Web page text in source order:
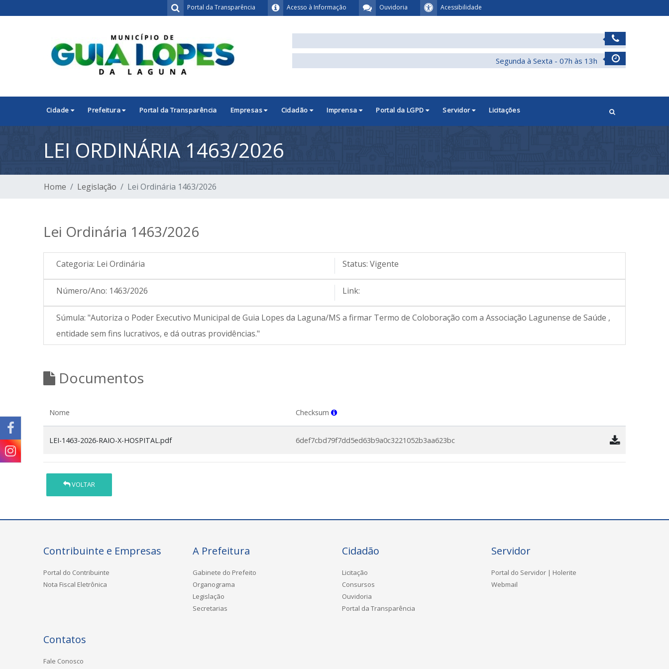
Acessibilidade
Ouvidoria
Acesso à Informação
Portal da Transparência
Segunda à Sexta - 07h às 13h
Cidade Prefeitura Portal da Transparência Empresas Cidadão Imprensa Portal da LGPD Servidor Licitações
LEI ORDINÁRIA 1463/2026
Home Legislação Lei Ordinária 1463/2026
Lei Ordinária 1463/2026
Categoria: Lei Ordinária Status: Vigente
Número/Ano: 1463/2026 Link:
Súmula: "Autoriza o Poder Executivo Municipal de Guia Lopes da Laguna/MS a firmar Termo de Coloboração com a Associação Lagunense de Saúde ,
entidade sem fins lucrativos, e dá outras providências."
Documentos
Nome Checksum
LEI-1463-2026-RAIO-X-HOSPITAL.pdf 6def7cbd79f7dd5ed63b9a0c3221052b3aa623bc
VOLTAR
Contribuinte e Empresas
Portal do Contribuinte
Nota Fiscal Eletrônica
A Prefeitura
Gabinete do Prefeito
Organograma
Legislação
Secretarias
Cidadão
Licitação
Consursos
Ouvidoria
Portal da Transparência
Servidor
Portal do Servidor | Holerite
Webmail
Contatos
Fale Conosco